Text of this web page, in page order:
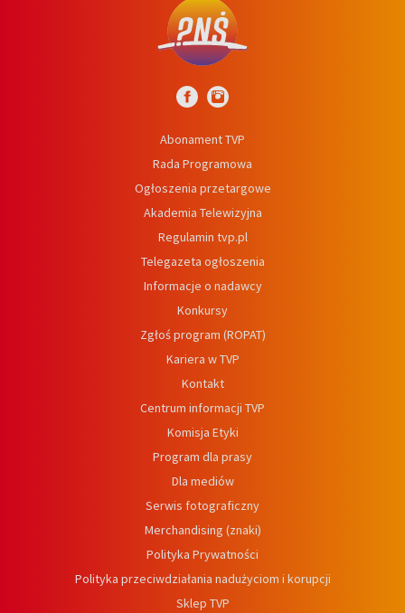
Abonament TVP
Rada Programowa
Ogłoszenia przetargowe
Akademia Telewizyjna
Regulamin tvp.pl
Telegazeta ogłoszenia
Informacje o nadawcy
Konkursy
Zgłoś program (ROPAT)
Kariera w TVP
Kontakt
Centrum informacji TVP
Komisja Etyki
Program dla prasy
Dla mediów
Serwis fotograficzny
Merchandising (znaki)
Polityka Prywatności
Polityka przeciwdziałania nadużyciom i korupcji
Sklep TVP